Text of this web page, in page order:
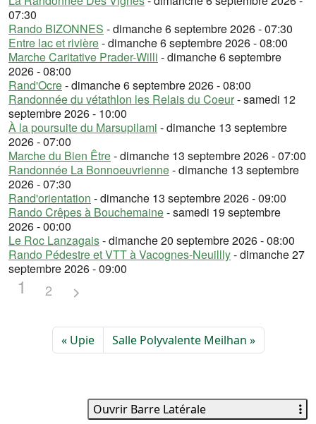
07:30
Rando BIZONNES - dimanche 6 septembre 2026 - 07:30
Entre lac et rivière- dimanche 6 septembre 2026 - 08:00
Marche Caritative Prader-Willi - dimanche 6 septembre
2026 - 08:00
Rand'Ocre- dimanche 6 septembre 2026 - 08:00
Randonnée du vétathlon les Relais du Coeur- samedi 12
septembre 2026 - 10:00
À la poursuite du Marsupilami - dimanche 13 septembre
2026 - 07:00
Marche du Bien Être- dimanche 13 septembre 2026 - 07:00
Randonnée La Bonnoeuvrienne- dimanche 13 septembre
2026 - 07:30
Rand'orientation - dimanche 13 septembre 2026 - 09:00
Rando Crêpes à Bouchemaine- samedi 19 septembre
2026 - 00:00
Le Roc Lanzagais- dimanche 20 septembre 2026 - 08:00
Rando Pédestre et VTT à Vacognes-Neuillly- dimanche 27
septembre 2026 - 09:00
1 2
Upie Salle Polyvalente Meilhan
Ouvrir Barre Latérale